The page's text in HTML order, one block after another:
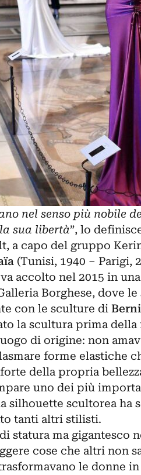
nel senso più nobile
sua libertà”, lo
a capo del gruppo
(Tunisi, 1940 ‒ Parigi,
accolto nel 2015 in
Borghese, dove le
con le sculture di
la scultura prima
di origine: non
forme elastiche
della propria
uno dei più
silhouette scultorea ha
tanti altri stilisti.
statura ma gigantesco
cose che altri non
le donne